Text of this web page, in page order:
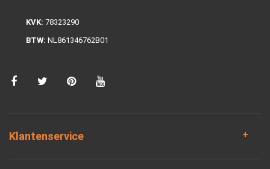
KVK: 78323290
BTW: NL861346762B01
Klantenservice